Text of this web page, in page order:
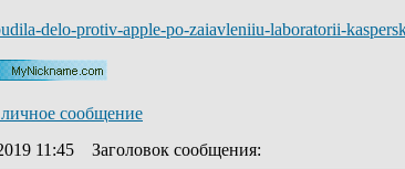
delo-protiv-apple-po-zaiavleniiu-laboratorii-
11:45 Заголовок сообщения: